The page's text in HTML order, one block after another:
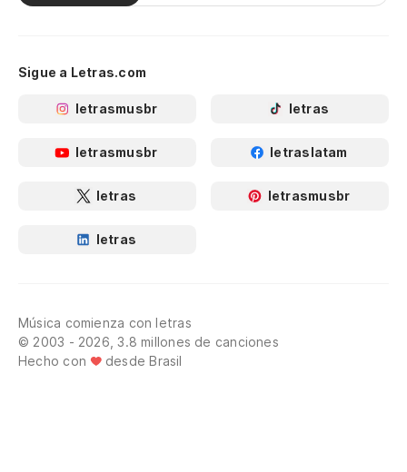
Sigue a Letras.com
letrasmusbr letras
letrasmusbr letraslatam
letras letrasmusbr
letras
Música comienza con letras
© 2003 - 2026, 3.8 millones de canciones
Hecho con
desde Brasil